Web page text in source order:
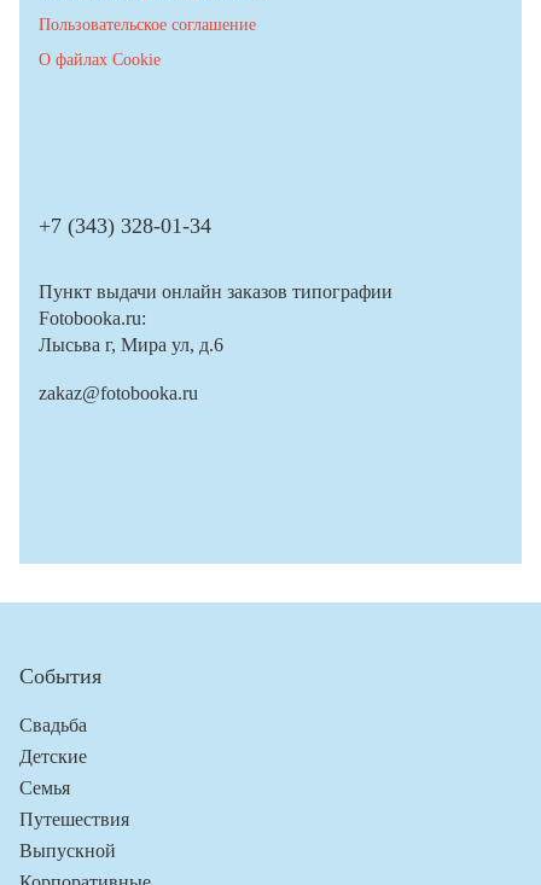
Пользовательское соглашение
О файлах Cookie
+7 (343) 328-01-34
Пункт выдачи онлайн заказов типографии
Fotobooka.ru:
Лысьва г, Мира ул, д.6
zakaz@fotobooka.ru
События
Свадьба
Детские
Семья
Путешествия
Выпускной